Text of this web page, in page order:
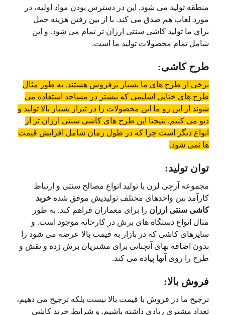
منطقه تولید می شود. این در دسترس بودن مواد اولیه، در
مورد لعاب هم صدق می کند. با از بین رفتن هزینه حمل
برای ما تولید کاشی سنتی ارزان تر تمام می شود. و این
شامل تمام محصولات تولید ما است.
طرح کاشی:
برخی از طرح های ما بسیار پرفروش هستند. به طور مثال
طرح های ختایی اسلیمی که بیشتر در مساجد استفاده می
شوند از این رو ما این محصولات را در تیراژ بسیار بالا تولید و
دپو می کنیم. نتیجتا این طرح های کاشی سنتی ارزان تر از
انواع دیگر است چرا که در طول زمان شامل افزایش قیمت
ها نمی شود.
توان تولید:
مجموعه آرچی لرن با تولید انواع مصالح سنتی و ارتباط
کارآمد بین واحدهای مختلف تولیدیش موفق شده خربد
کاشی سنتی ارزان را برای معماران فراهم کند. به طور
مثال انواع دستگاه های برش در کارخانه موجود است. و
سایزهای کاشی که در بازار به قیمت بالا عرضه می شود را
بدون اضافه بهای آنچنانی برای مشتریان برش زده و نقش و
طرح را روی آنها پیاده می کند.
فروش بالا:
ترجیح ما در فروش با قیمت بالا نیست بلکه ترجیح می دهیم،
تعداد مشتری زیادی داشته باشیم. و شرایط خرید کاشی